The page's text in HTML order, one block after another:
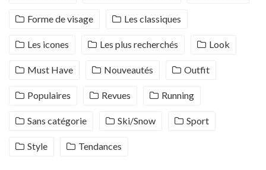
Forme de visage Les classiques
Les icones Les plus recherchés Look
Must Have Nouveautés Outfit
Populaires Revues Running
Sans catégorie Ski/Snow Sport
Style Tendances